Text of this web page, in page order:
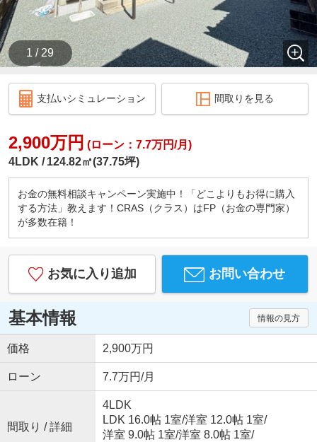
1 / 29
支払いシミュレーション 間取りを見る
2,900万円 (ローン：7.7万円/月)
4LDK
124.82㎡(37.75坪)
お金の無料相談キャンペーン実施中！「どこよりもお得に購入
する方法」教えます！CRAS（クラス）はFP（お金の専門家）
が多数在籍！
お気に入り追加 お問い合わせ
基本情報 情報の見方
価格 2,900万円
ローン 7.7万円/月
間取り / 詳細
4LDK
LDK 16.0帖 1室/洋室 12.0帖 1室/
洋室 9.0帖 1室/洋室 8.0帖 1室/